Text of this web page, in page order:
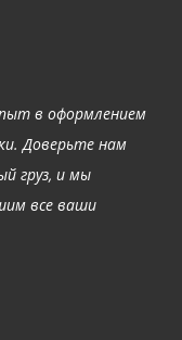
в оформлением
Доверьте нам
груз, и мы
все ваши